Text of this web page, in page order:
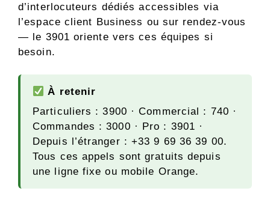
d’interlocuteurs dédiés accessibles via
l’espace client Business ou sur rendez-vous
— le 3901 oriente vers ces équipes si
besoin.
À retenir
Particuliers : 3900 · Commercial : 740 ·
Commandes : 3000 · Pro : 3901 ·
Depuis l’étranger : +33 9 69 36 39 00.
Tous ces appels sont gratuits depuis
une ligne fixe ou mobile Orange.